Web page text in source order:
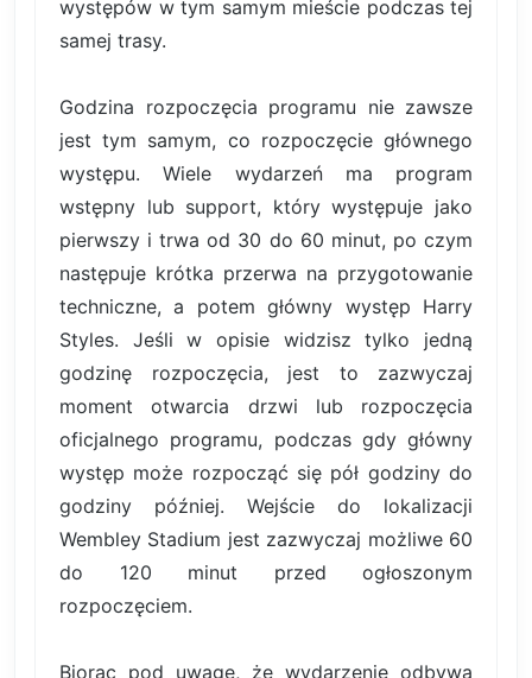
występów w tym samym mieście podczas tej
samej trasy.
Godzina rozpoczęcia programu nie zawsze
jest tym samym, co rozpoczęcie głównego
występu. Wiele wydarzeń ma program
wstępny lub support, który występuje jako
pierwszy i trwa od 30 do 60 minut, po czym
następuje krótka przerwa na przygotowanie
techniczne, a potem główny występ Harry
Styles. Jeśli w opisie widzisz tylko jedną
godzinę rozpoczęcia, jest to zazwyczaj
moment otwarcia drzwi lub rozpoczęcia
oficjalnego programu, podczas gdy główny
występ może rozpocząć się pół godziny do
godziny później. Wejście do lokalizacji
Wembley Stadium jest zazwyczaj możliwe 60
do 120 minut przed ogłoszonym
rozpoczęciem.
Biorąc pod uwagę, że wydarzenie odbywa